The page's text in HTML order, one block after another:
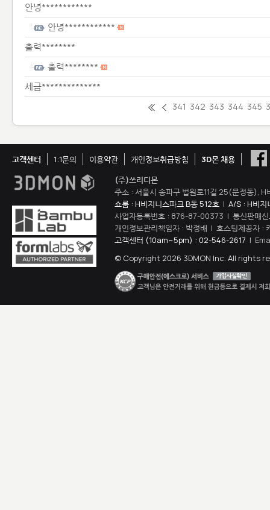
안녕************
안녕************
출력********
출력********
세금**************
341 342 343 344 345
고객센터 1:1문의 이용약관 개인정보취급방침
3D몬 채용
(주)쓰리디몬
주소 : 서울시 송파구 법원로11길 25(문정동),
쇼룸 : H비지니스파크 B동 512호 | A/S : H비지
사업자등록번호 : 876-87-00373 | 통신판매
개인정보관리책임자 : 박정배 | 호스팅제공자 :
고객센터 (10am~5pm) : 02-546-2617 |
© Copyright 2026 3DMON Inc. All rights